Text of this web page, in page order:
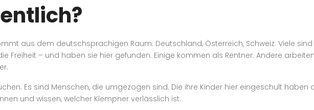
aus dem deutschsprachigen Raum: Deutschland, Österreich, Schweiz. Viele
Freiheit – und haben sie hier gefunden. Einige kommen als Rentner. Andere
Es sind Menschen, die umgezogen sind. Die ihre Kinder hier eingeschult haben
und wissen, welcher Klempner verlässlich ist.